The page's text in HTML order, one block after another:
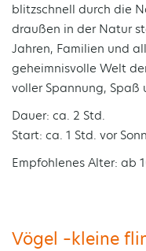
blitzschnell durch die
draußen in der Natur
Jahren, Familien und
geheimnisvolle Welt
voller Spannung, Spaß
Dauer: ca. 2 Std.
Start: ca. 1 Std. vor
Empfohlenes Alter: ab
Vögel –kleine